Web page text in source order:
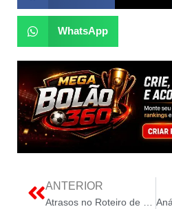
WhatsApp
ANTERIOR
Atrasos no Roteiro de Descarbonização Brasileiro Impactam o Setor Elétrico